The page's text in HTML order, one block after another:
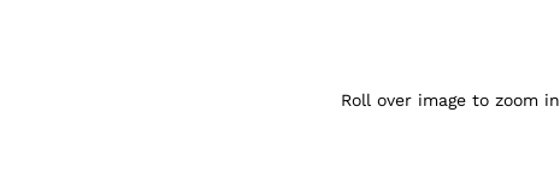
Roll over image to zoom in